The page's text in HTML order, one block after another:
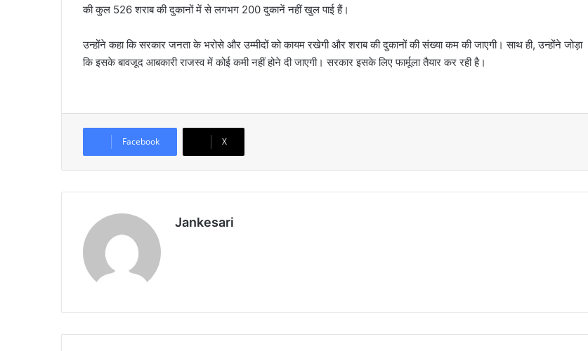
की कुल 526 शराब की दुकानों में से लगभग 200 दुकानें नहीं खुल पाई हैं।
उन्होंने कहा कि सरकार जनता के भरोसे और उम्मीदों को कायम रखेगी और शराब की दुकानों की संख्या कम की जाएगी। साथ ही, उन्होंने जोड़ा
कि इसके बावजूद आबकारी राजस्व में कोई कमी नहीं होने दी जाएगी। सरकार इसके लिए फार्मूला तैयार कर रही है।
Facebook X
Jankesari